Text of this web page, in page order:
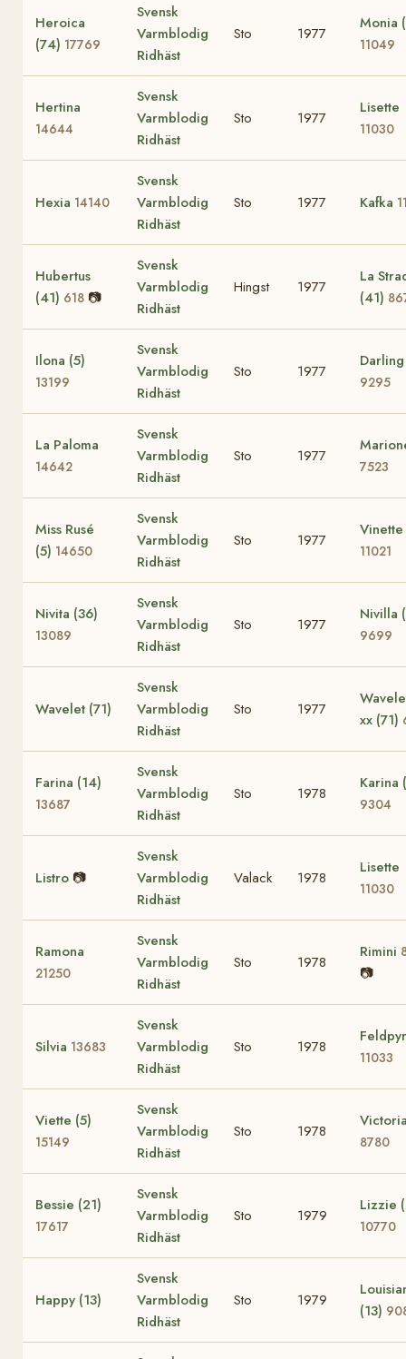
Heroica
(74) 17769
Svensk
Varmblodig
Ridhäst
Sto 1977
Monia
11049
Hertina
14644
Svensk
Varmblodig
Ridhäst
Sto 1977
Lisette
11030
Hexia 14140
Svensk
Varmblodig
Ridhäst
Sto 1977 Kafka
Hubertus
(41) 618 📷
Svensk
Varmblodig
Ridhäst
Hingst 1977
La
(41)
Ilona (5)
13199
Svensk
Varmblodig
Ridhäst
Sto 1977
9295
La Paloma
14642
Svensk
Varmblodig
Ridhäst
Sto 1977
7523
Miss Rusé
(5) 14650
Svensk
Varmblodig
Ridhäst
Sto 1977
11021
Nivita (36)
13089
Svensk
Varmblodig
Ridhäst
Sto 1977
Nivilla
9699
Wavelet (71)
Svensk
Varmblodig
Ridhäst
Sto 1977
xx (71)
Farina (14)
13687
Svensk
Varmblodig
Ridhäst
Sto 1978
Karina
9304
Listro 📷
Svensk
Varmblodig
Ridhäst
Valack 1978
Lisette
11030
Ramona
21250
Svensk
Varmblodig
Ridhäst
Sto 1978
Rimini
📷
Silvia 13683
Svensk
Varmblodig
Ridhäst
Sto 1978
11033
Viette (5)
15149
Svensk
Varmblodig
Ridhäst
Sto 1978
8780
Bessie (21)
17617
Svensk
Varmblodig
Ridhäst
Sto 1979
Lizzie
10770
Happy (13)
Svensk
Varmblodig
Ridhäst
Sto 1979
(13)